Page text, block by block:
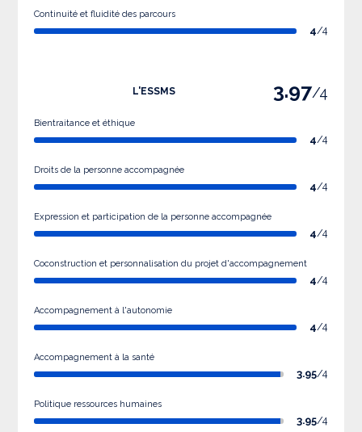
Continuité et fluidité des parcours
4/4
L'ESSMS 3.97/4
Bientraitance et éthique
4/4
Droits de la personne accompagnée
4/4
Expression et participation de la personne accompagnée
4/4
Coconstruction et personnalisation du projet d'accompagnement
4/4
Accompagnement à l'autonomie
4/4
Accompagnement à la santé
3.95/4
Politique ressources humaines
3.95/4